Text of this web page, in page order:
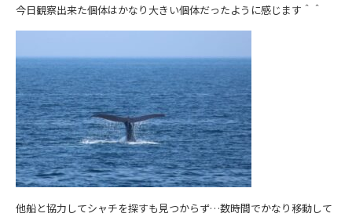
今日観察出来た個体はかなり大きい個体だったように感じます＾＾
他船と協力してシャチを探すも見つからず…数時間でかなり移動して